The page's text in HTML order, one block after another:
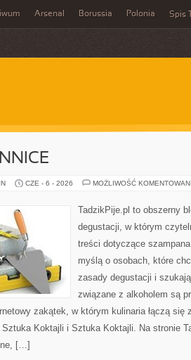
Arsenal Borussia Polonia Spis
CZE - 6 - 2026 MOŻLIWOŚĆ
TadzikPije.pl to obszerny
degustacji, w którym
treści dotyczące
myślą o osobach, które
zasady degustacji i
związane z alkoholem są
zakątek, w którym kulinaria łączą się
Sztuka Koktajli i Sztuka Koktajli. Na stronie
[…]